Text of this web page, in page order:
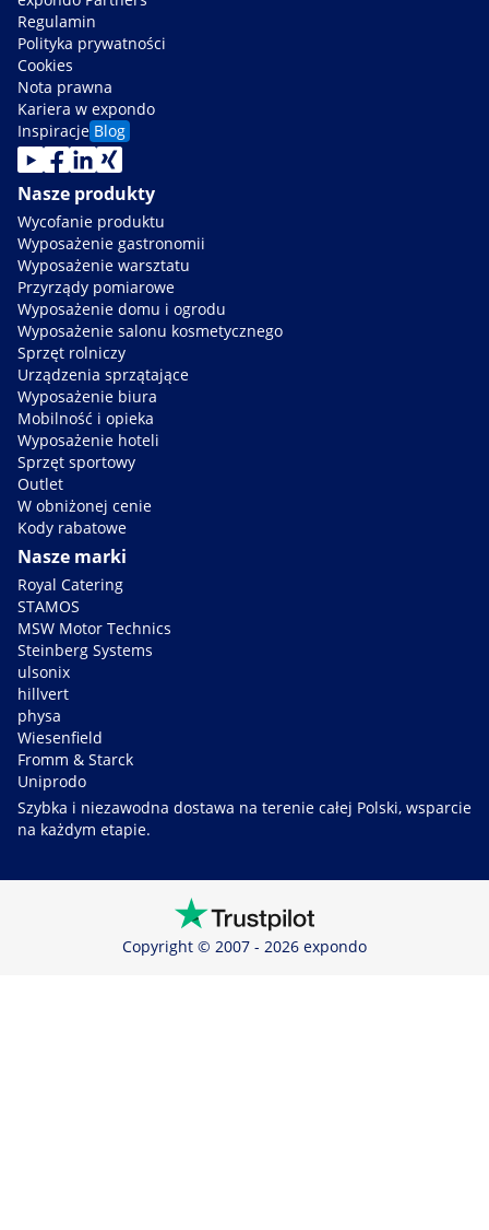
Regulamin
Polityka prywatności
Cookies
Nota prawna
Kariera w expondo
Inspiracje Blog
Nasze produkty
Wycofanie produktu
Wyposażenie gastronomii
Wyposażenie warsztatu
Przyrządy pomiarowe
Wyposażenie domu i ogrodu
Wyposażenie salonu kosmetycznego
Sprzęt rolniczy
Urządzenia sprzątające
Wyposażenie biura
Mobilność i opieka
Wyposażenie hoteli
Sprzęt sportowy
Outlet
W obniżonej cenie
Kody rabatowe
Nasze marki
Royal Catering
STAMOS
MSW Motor Technics
Steinberg Systems
ulsonix
hillvert
physa
Wiesenfield
Fromm & Starck
Uniprodo
Szybka i niezawodna dostawa na terenie całej Polski, wsparcie
na każdym etapie.
Copyright © 2007 - 2026 expondo